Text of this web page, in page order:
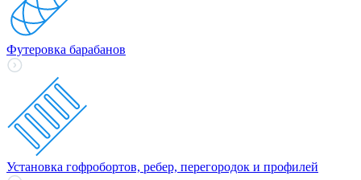
Футеровка барабанов
Установка гофробортов, ребер, перегородок и профилей